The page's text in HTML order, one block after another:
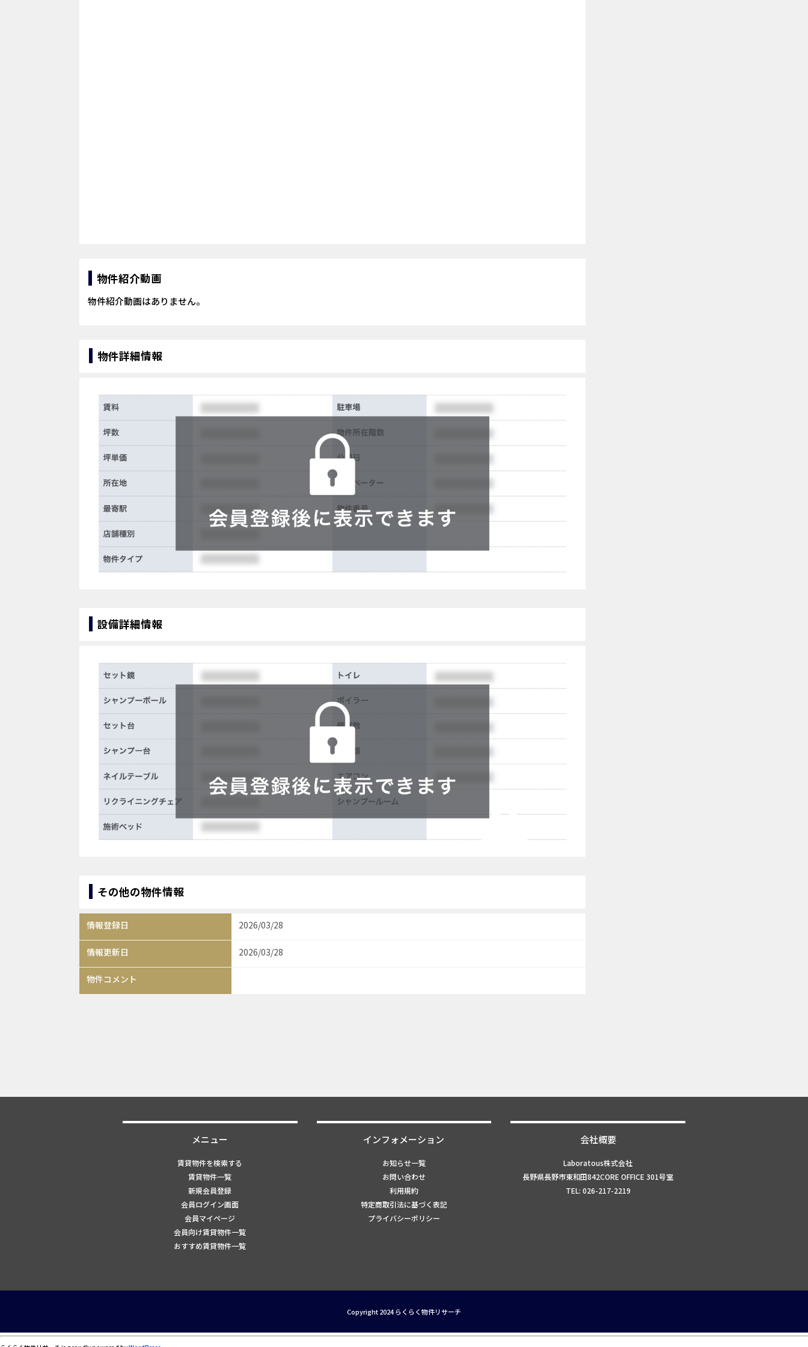
物件紹介動画
物件紹介動画はありません。
物件詳細情報
設備詳細情報
その他の物件情報
情報登録日 2026/03/28
情報更新日 2026/03/28
物件コメント
メニュー
賃貸物件を検索する
賃貸物件一覧
新規会員登録
会員ログイン画面
会員マイページ
会員向け賃貸物件一覧
おすすめ賃貸物件一覧
インフォメーション
お知らせ一覧
お問い合わせ
利用規約
特定商取引法に基づく表記
プライバシーポリシー
会社概要
Laboratous株式会社
長野県長野市東和田842CORE OFFICE 301号室
TEL: 026-217-2219
Copyright 2024 らくらく物件リサーチ